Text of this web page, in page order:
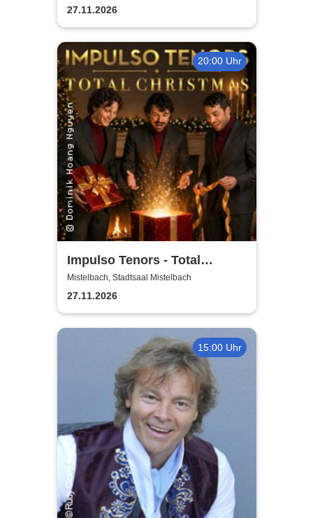
27.11.2026
20:00 Uhr
Impulso Tenors - Total
Christmas
Mistelbach, Stadtsaal Mistelbach
27.11.2026
15:00 Uhr